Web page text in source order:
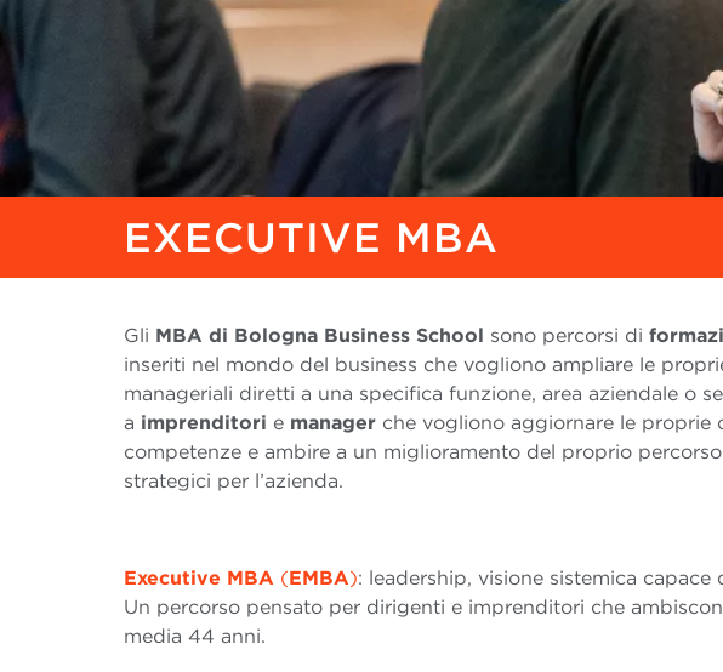
EXECUTIVE MBA
Gli MBA di Bologna Business School sono percorsi di
inseriti nel mondo del business che vogliono ampliare le
manageriali diretti a una specifica funzione, area aziendale o
a imprenditori e manager che vogliono aggiornare le proprie
competenze e ambire a un miglioramento del proprio
strategici per l’azienda.
Executive MBA (EMBA): leadership, visione sistemica capace
Un percorso pensato per dirigenti e imprenditori che
media 44 anni.